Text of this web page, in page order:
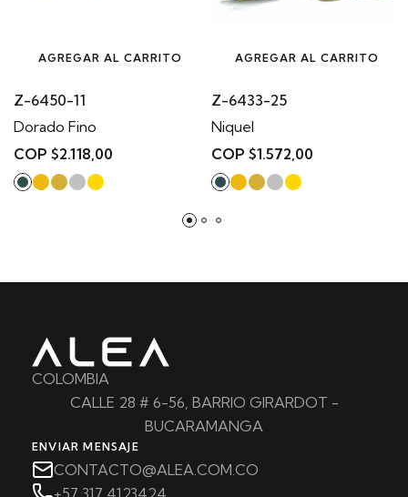
AGREGAR AL CARRITO
Z-6450-11
Dorado Fino
COP $2.118,00
AGREGAR AL CARRITO
Z-6433-25
Niquel
COP $1.572,00
COLOMBIA
CALLE 28 # 6-56, BARRIO GIRARDOT -
BUCARAMANGA
ENVIAR MENSAJE
CONTACTO@ALEA.COM.CO